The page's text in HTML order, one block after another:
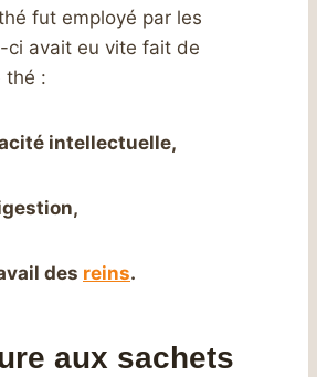
fut employé par les
ci avait eu vite fait de
thé :
intellectuelle,
des reins.
aux sachets